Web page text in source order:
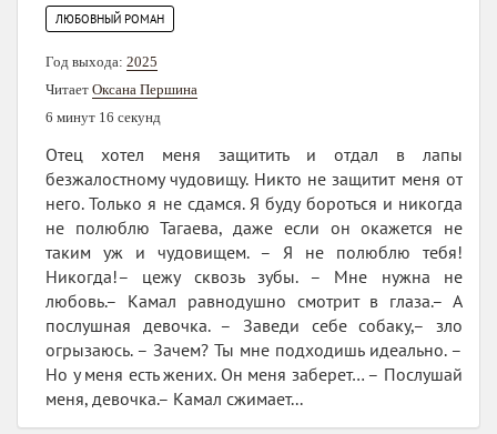
ЛЮБОВНЫЙ РОМАН
Год выхода: 2025
Читает Оксана Першина
6 минут 16 секунд
Отец хотел меня защитить и отдал в лапы
безжалостному чудовищу. Никто не защитит меня от
него. Только я не сдамся. Я буду бороться и никогда
не полюблю Тагаева, даже если он окажется не
таким уж и чудовищем. – Я не полюблю тебя!
Никогда!– цежу сквозь зубы. – Мне нужна не
любовь.– Камал равнодушно смотрит в глаза.– А
послушная девочка. – Заведи себе собаку,– зло
огрызаюсь. – Зачем? Ты мне подходишь идеально. –
Но у меня есть жених. Он меня заберет… – Послушай
меня, девочка.– Камал сжимает...